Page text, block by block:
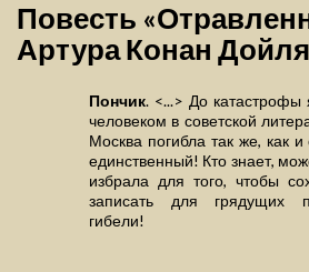
Повесть
Артура Конан Дойля
Пончик. <...> До
человеком в советской
Москва погибла так же, как
единственный! Кто знает,
избрала для того, чтобы
записать для грядущих
гибели!